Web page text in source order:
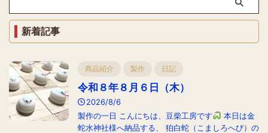
新着記事
商品紹介 製作 日記
令和８年８月６日（木）
2026/8/6
製作の一日 こんにちは、豆柴工房です
本日は金
蛇水神社様へ納品する、 狛白蛇（こましろへび）の